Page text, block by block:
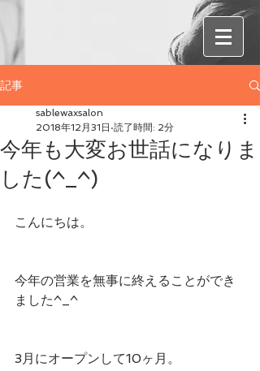
記事
今年も大変お世話になりま
した(^_^)
sablewaxsalon
2018年12月31日 読了時間: 2分
こんにちは。
今年の営業を無事に終えることができ
ました^_^
3月にオープンして10ヶ月。